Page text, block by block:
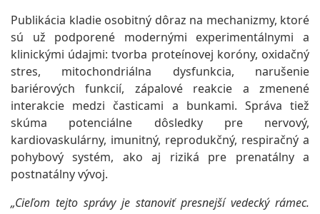
Publikácia kladie osobitný dôraz na mechanizmy, ktoré
sú už podporené modernými experimentálnymi a
klinickými údajmi: tvorba proteínovej koróny, oxidačný
stres, mitochondriálna dysfunkcia, narušenie
bariérových funkcií, zápalové reakcie a zmenené
interakcie medzi časticami a bunkami. Správa tiež
skúma potenciálne dôsledky pre nervový,
kardiovaskulárny, imunitný, reprodukčný, respiračný a
pohybový systém, ako aj riziká pre prenatálny a
postnatálny vývoj.
„Cieľom tejto správy je stanoviť presnejší vedecký rámec.